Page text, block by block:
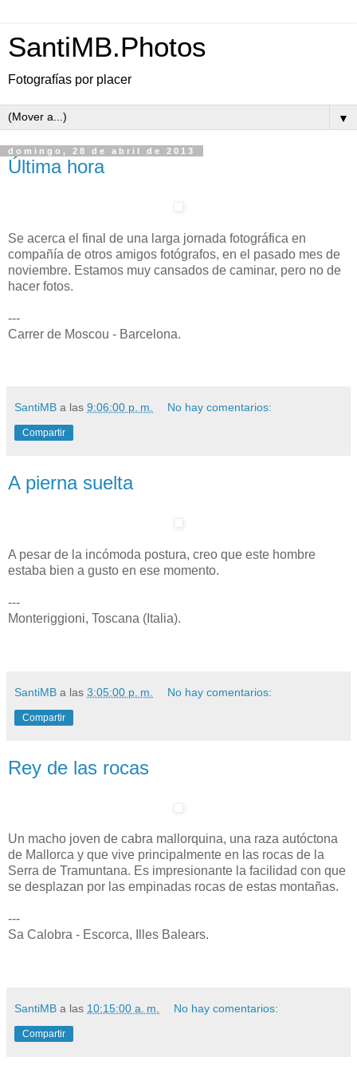
SantiMB.Photos
Fotografías por placer
▼
domingo, 28 de abril de 2013
Última hora
Se acerca el final de una larga jornada fotográfica en
compañía de otros amigos fotógrafos, en el pasado mes de
noviembre. Estamos muy cansados de caminar, pero no de
hacer fotos.
---
Carrer de Moscou - Barcelona.
SantiMB a las 9:06:00 p. m. No hay comentarios:
Compartir
A pierna suelta
A pesar de la incómoda postura, creo que este hombre
estaba bien a gusto en ese momento.
---
Monteriggioni, Toscana (Italia).
SantiMB a las 3:05:00 p. m. No hay comentarios:
Compartir
Rey de las rocas
Un macho joven de cabra mallorquina, una raza autóctona
de Mallorca y que vive principalmente en las rocas de la
Serra de Tramuntana. Es impresionante la facilidad con que
se desplazan por las empinadas rocas de estas montañas.
---
Sa Calobra - Escorca, Illes Balears.
SantiMB a las 10:15:00 a. m. No hay comentarios:
Compartir